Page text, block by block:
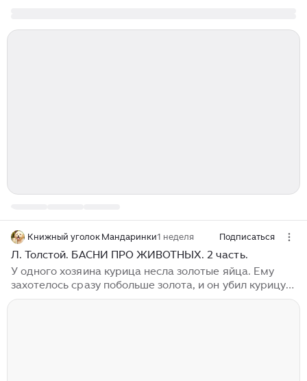
Книжный уголок Мандаринки1 неделя Подписаться
Л. Толстой. БАСНИ ПРО ЖИВОТНЫХ. 2 часть.
У одного хозяина курица несла золотые яйца. Ему
захотелось сразу побольше золота, и он убил курицу
(он думал, что внутри ее большой ком золота); а она